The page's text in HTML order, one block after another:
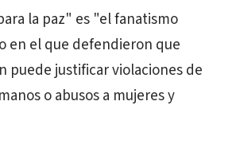
la paz" es "el fanatismo
en el que defendieron que
puede justificar violaciones de
o abusos a mujeres y